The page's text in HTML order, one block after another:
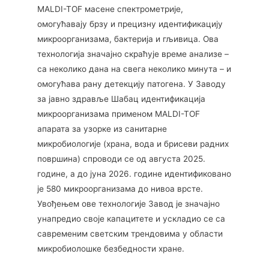
MALDI-TOF масене спектрометрије,
омогућавају брзу и прецизну идентификацију
микроорганизама, бактерија и гљивица. Ова
технологија значајно скраћује време анализе –
са неколико дана на свега неколико минута – и
омогућава рану детекцију патогена. У Заводу
за јавно здравље Шабац идентификација
микроорганизама применом MALDI-TOF
апарата за узорке из санитарне
микробиологије (храна, вода и брисеви радних
површина) спроводи се од августа 2025.
године, а до јуна 2026. године идентификовано
је 580 микроорганизама до нивоа врсте.
Увођењем ове технологије Завод је значајно
унапредио своје капацитете и ускладио се са
савременим светским трендовима у области
микробиолошке безбедности хране.